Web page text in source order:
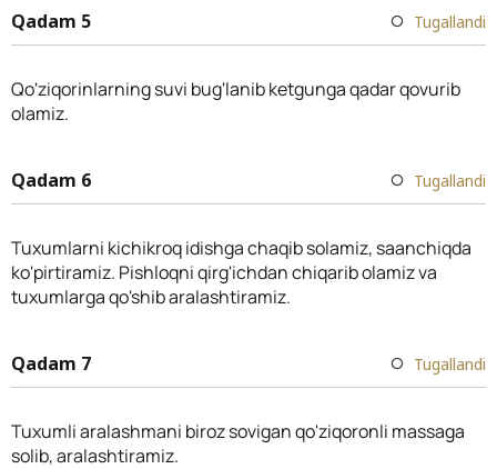
Qadam 5 Tugallandi
Qo'ziqorinlarning suvi bug'lanib ketgunga qadar qovurib
olamiz.
Qadam 6 Tugallandi
Tuxumlarni kichikroq idishga chaqib solamiz, saanchiqda
ko'pirtiramiz. Pishloqni qirg'ichdan chiqarib olamiz va
tuxumlarga qo'shib aralashtiramiz.
Qadam 7 Tugallandi
Tuxumli aralashmani biroz sovigan qo'ziqoronli massaga
solib, aralashtiramiz.